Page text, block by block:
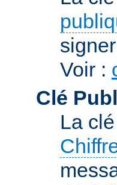
Voir :
Clé
La